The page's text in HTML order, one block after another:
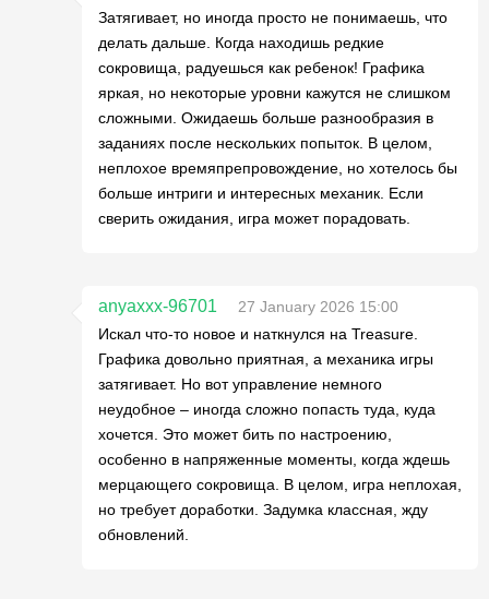
Затягивает, но иногда просто не понимаешь, что
делать дальше. Когда находишь редкие
сокровища, радуешься как ребенок! Графика
яркая, но некоторые уровни кажутся не слишком
сложными. Ожидаешь больше разнообразия в
заданиях после нескольких попыток. В целом,
неплохое времяпрепровождение, но хотелось бы
больше интриги и интересных механик. Если
сверить ожидания, игра может порадовать.
anyaxxx-96701
27 January 2026 15:00
Искал что-то новое и наткнулся на Treasure.
Графика довольно приятная, а механика игры
затягивает. Но вот управление немного
неудобное – иногда сложно попасть туда, куда
хочется. Это может бить по настроению,
особенно в напряженные моменты, когда ждешь
мерцающего сокровища. В целом, игра неплохая,
но требует доработки. Задумка классная, жду
обновлений.